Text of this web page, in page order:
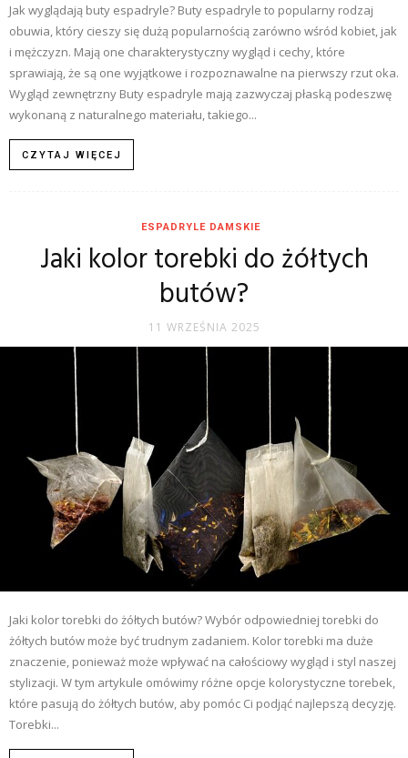
Jak wyglądają buty espadryle? Buty espadryle to popularny rodzaj
obuwia, który cieszy się dużą popularnością zarówno wśród kobiet, jak
i mężczyzn. Mają one charakterystyczny wygląd i cechy, które
sprawiają, że są one wyjątkowe i rozpoznawalne na pierwszy rzut oka.
Wygląd zewnętrzny Buty espadryle mają zazwyczaj płaską podeszwę
wykonaną z naturalnego materiału, takiego...
CZYTAJ WIĘCEJ
ESPADRYLE DAMSKIE
Jaki kolor torebki do żółtych
butów?
11 WRZEŚNIA 2025
Jaki kolor torebki do żółtych butów? Wybór odpowiedniej torebki do
żółtych butów może być trudnym zadaniem. Kolor torebki ma duże
znaczenie, ponieważ może wpływać na całościowy wygląd i styl naszej
stylizacji. W tym artykule omówimy różne opcje kolorystyczne torebek,
które pasują do żółtych butów, aby pomóc Ci podjąć najlepszą decyzję.
Torebki...